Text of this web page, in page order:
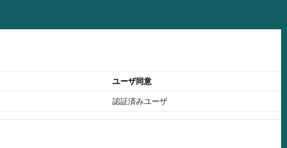
ユーザ同意
認証済みユーザ